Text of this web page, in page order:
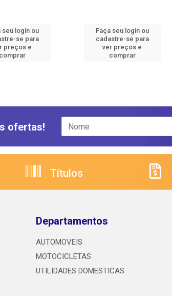
seu login ou
se para
preços e
comprar
Faça seu login ou
cadastre-se para
ver preços e
comprar
ofertas!
Títulos
Departamentos
AUTOMOVEIS
MOTOCICLETAS
UTILIDADES DOMESTICAS